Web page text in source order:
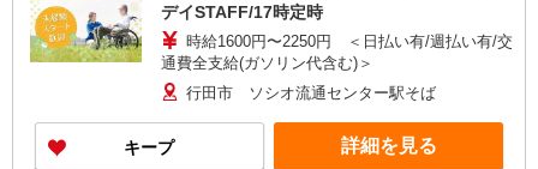
デイSTAFF/17時定時
時給1600円〜2250円 ＜日払い有/週払い有/交
通費全支給(ガソリン代含む)＞
行田市 ソシオ流通センター駅そば
キープ 詳細を見る